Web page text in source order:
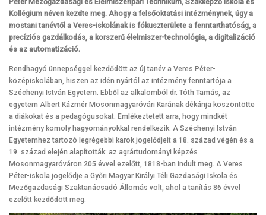
Péter Mezőgazdasági és Élelmiszeripari Technikum, Szakképző Iskola és
Kollégium néven kezdte meg. Ahogy a felsőoktatási intézménynek, úgy a
mostani tanévtől a Veres-iskolának is fókuszterülete a fenntarthatóság, a
precíziós gazdálkodás, a korszerű élelmiszer-technológia, a digitalizáció
és az automatizáció.
Rendhagyó ünnepséggel kezdődött az új tanév a Veres Péter-
középiskolában, hiszen az idén nyártól az intézmény fenntartója a
Széchenyi István Egyetem. Ebből az alkalomból dr. Tóth Tamás, az
egyetem Albert Kázmér Mosonmagyaróvári Karának dékánja köszöntötte
a diákokat és a pedagógusokat. Emlékeztetett arra, hogy mindkét
intézmény komoly hagyományokkal rendelkezik. A Széchenyi István
Egyetemhez tartozó legrégebbi karok jogelődjeit a 18. század végén és a
19. század elején alapították: az agrártudományi képzés
Mosonmagyaróváron 205 évvel ezelőtt, 1818-ban indult meg. A Veres
Péter-iskola jogelődje a Győri Magyar Királyi Téli Gazdasági Iskola és
Mezőgazdasági Szaktanácsadó Állomás volt, ahol a tanítás 86 évvel
ezelőtt kezdődött meg.